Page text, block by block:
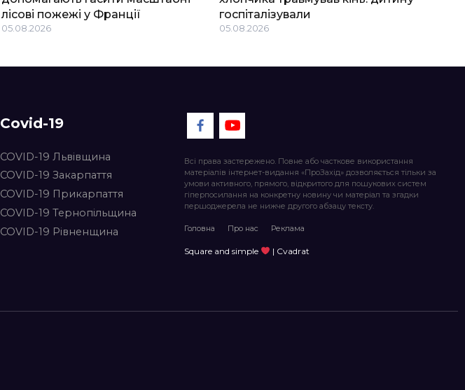
лісові пожежі у Франції
05.08.2026
госпіталізували
05.08.2026
Covid-19
COVID-19 Львівщина
COVID-19 Закарпаття
COVID-19 Прикарпаття
COVID-19 Тернопільщина
COVID-19 Рівненщина
Всі права застережено. Повне або часткове використання
матеріалів інтернет-видання «ПроЗахід» дозволяється тільки за
умови активного, прямого, відкритого для пошукових систем
гіперпосилання на конкретну новину чи матеріал та згадки
першоджерела не нижче другого абзацу тексту.
Головна Про нас Реклама
Square and simple | Cvadrat